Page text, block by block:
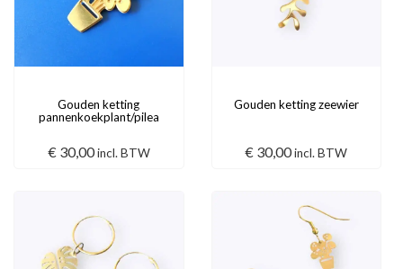
Gouden ketting
pannenkoekplant/pilea
€ 30,00 incl. BTW
Gouden ketting zeewier
€ 30,00incl. BTW